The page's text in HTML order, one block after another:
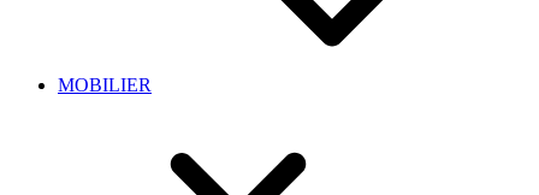
MOBILIER